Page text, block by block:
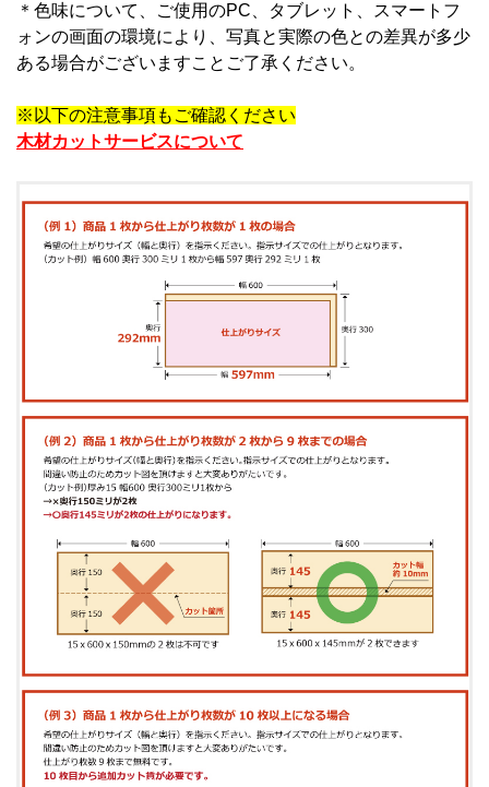
＊ 色味について、ご使用のPC、タブレット、スマートフ
ォンの画面の環境により、写真と実際の色との差異が多少
ある場合がございますことご了承ください。
※以下の注意事項もご確認ください
木材カットサービスについて